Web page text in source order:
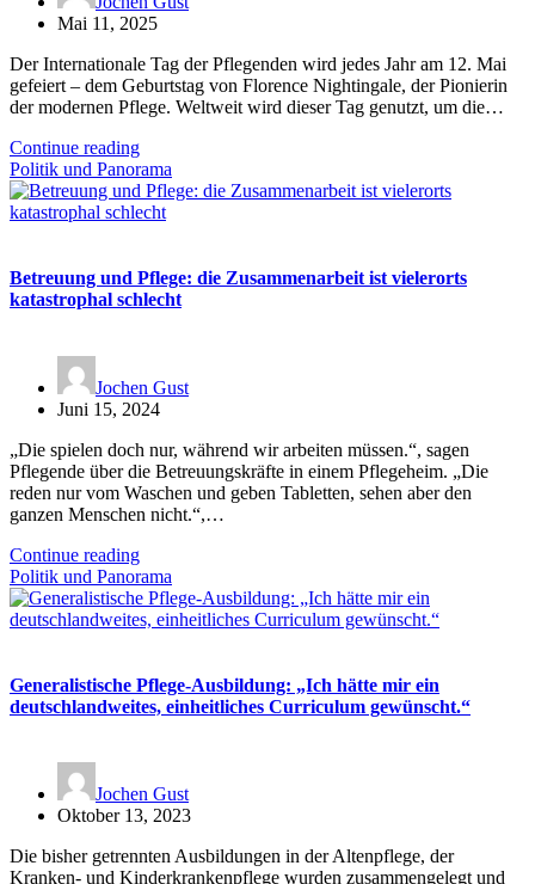
Mai 11, 2025
Der Internationale Tag der Pflegenden wird jedes Jahr am 12. Mai
gefeiert – dem Geburtstag von Florence Nightingale, der Pionierin
der modernen Pflege. Weltweit wird dieser Tag genutzt, um die…
Continue reading
Politik und Panorama
Betreuung und Pflege: die Zusammenarbeit ist vielerorts
katastrophal schlecht
Jochen Gust
Juni 15, 2024
„Die spielen doch nur, während wir arbeiten müssen.“, sagen
Pflegende über die Betreuungskräfte in einem Pflegeheim. „Die
reden nur vom Waschen und geben Tabletten, sehen aber den
ganzen Menschen nicht.“,…
Continue reading
Politik und Panorama
Generalistische Pflege-Ausbildung: „Ich hätte mir ein
deutschlandweites, einheitliches Curriculum gewünscht.“
Jochen Gust
Oktober 13, 2023
Die bisher getrennten Ausbildungen in der Altenpflege, der
Kranken- und Kinderkrankenpflege wurden zusammengelegt und